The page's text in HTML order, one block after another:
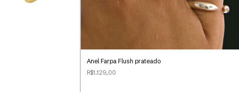
Anel Farpa Flush prateado
R$1.129,00